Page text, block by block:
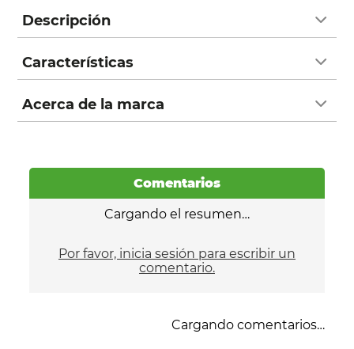
Descripción
Características
Acerca de la marca
Comentarios
Cargando el resumen…
Por favor, inicia sesión para escribir un
comentario.
Cargando comentarios…